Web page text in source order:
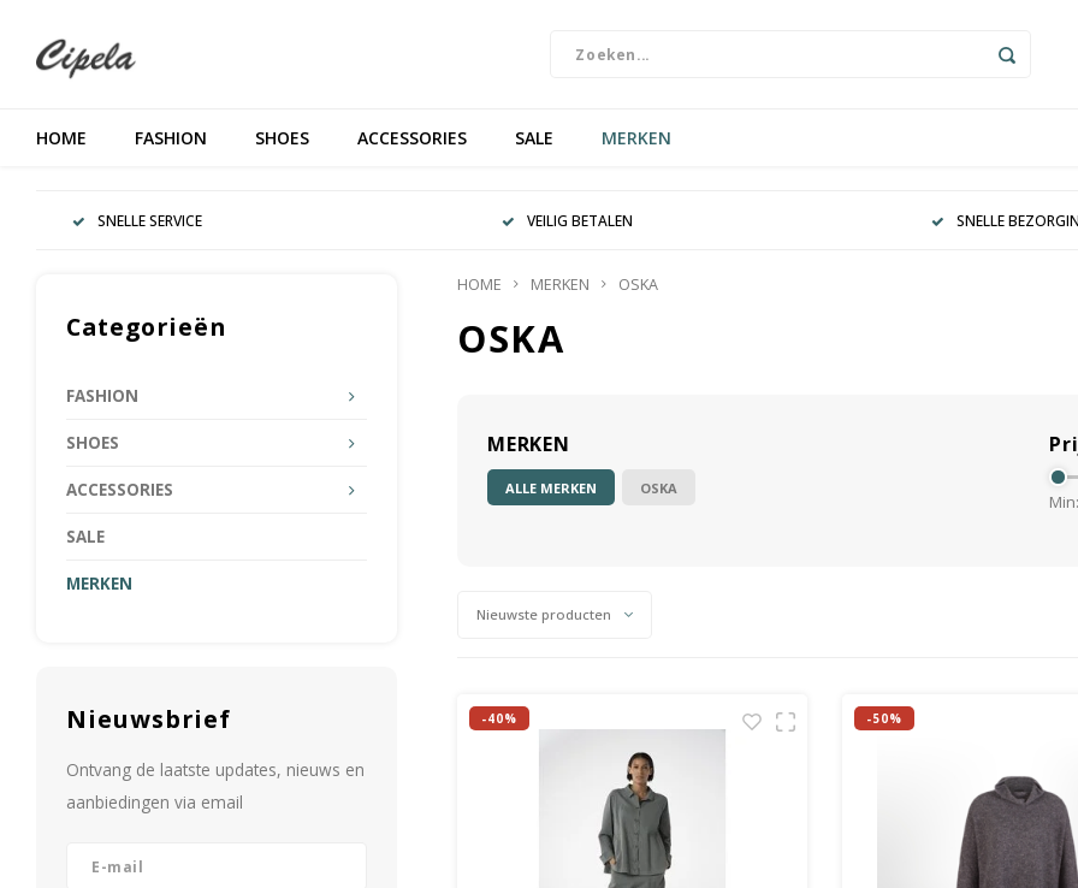
HOME FASHION SHOES ACCESSORIES SALE MERKEN
SNELLE SERVICE VEILIG BETALEN SNELLE
Categorieën
FASHION
SHOES
ACCESSORIES
SALE
MERKEN
Nieuwsbrief
Ontvang de laatste updates, nieuws en
aanbiedingen via email
HOME MERKEN OSKA
OSKA
MERKEN
ALLE MERKEN OSKA
Nieuwste producten
-40% -50%